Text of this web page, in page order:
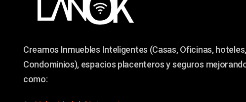
Creamos Inmuebles Inteligentes (Casas, Oficinas,
Condominios), espacios placenteros y seguros
como: